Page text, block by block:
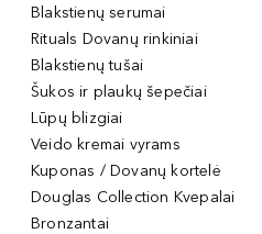
Blakstienų serumai
Rituals Dovanų rinkiniai
Blakstienų tušai
Šukos ir plaukų šepečiai
Lūpų blizgiai
Veido kremai vyrams
Kuponas / Dovanų kortelė
Douglas Collection Kvepalai
Bronzantai